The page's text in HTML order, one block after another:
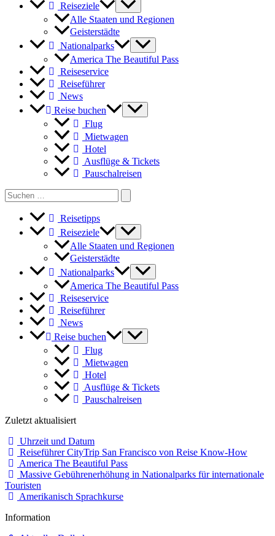
Reiseziele
Alle Staaten und Regionen
Geisterstädte
Nationalparks
America The Beautiful Pass
Reiseservice
Reiseführer
News
Reise buchen
Flug
Mietwagen
Hotel
Ausflüge & Tickets
Pauschalreisen
Search
for:
Reisetipps
Reiseziele
Alle Staaten und Regionen
Geisterstädte
Nationalparks
America The Beautiful Pass
Reiseservice
Reiseführer
News
Reise buchen
Flug
Mietwagen
Hotel
Ausflüge & Tickets
Pauschalreisen
Zuletzt aktualisiert
Uhrzeit und Datum
Reiseführer CityTrip San Francisco von Reise Know-How
America The Beautiful Pass
Massive Gebührenerhöhung in Nationalparks für internationale
Touristen
Amerikanisch Sprachkurse
Information